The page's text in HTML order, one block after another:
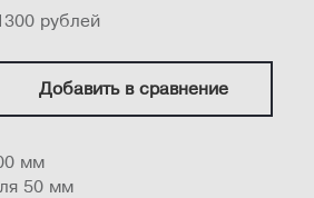
рублей
Добавить в сравнение
мм
50 мм